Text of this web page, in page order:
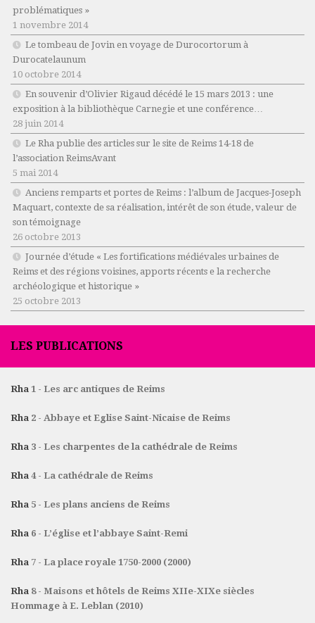
problématiques »
1 novembre 2014
Le tombeau de Jovin en voyage de Durocortorum à
Durocatelaunum
10 octobre 2014
En souvenir d’Olivier Rigaud décédé le 15 mars 2013 : une
exposition à la bibliothèque Carnegie et une conférence…
28 juin 2014
Le Rha publie des articles sur le site de Reims 14-18 de
l’association ReimsAvant
5 mai 2014
Anciens remparts et portes de Reims : l’album de Jacques-Joseph
Maquart, contexte de sa réalisation, intérêt de son étude, valeur de
son témoignage
26 octobre 2013
Journée d’étude « Les fortifications médiévales urbaines de
Reims et des régions voisines, apports récents e la recherche
archéologique et historique »
25 octobre 2013
LES PUBLICATIONS
Rha 1 - Les arc antiques de Reims
Rha 2 - Abbaye et Eglise Saint-Nicaise de Reims
Rha 3 - Les charpentes de la cathédrale de Reims
Rha 4 - La cathédrale de Reims
Rha 5 - Les plans anciens de Reims
Rha 6 - L’église et l’abbaye Saint-Remi
Rha 7 - La place royale 1750-2000 (2000)
Rha 8 - Maisons et hôtels de Reims XIIe-XIXe siècles
Hommage à E. Leblan (2010)